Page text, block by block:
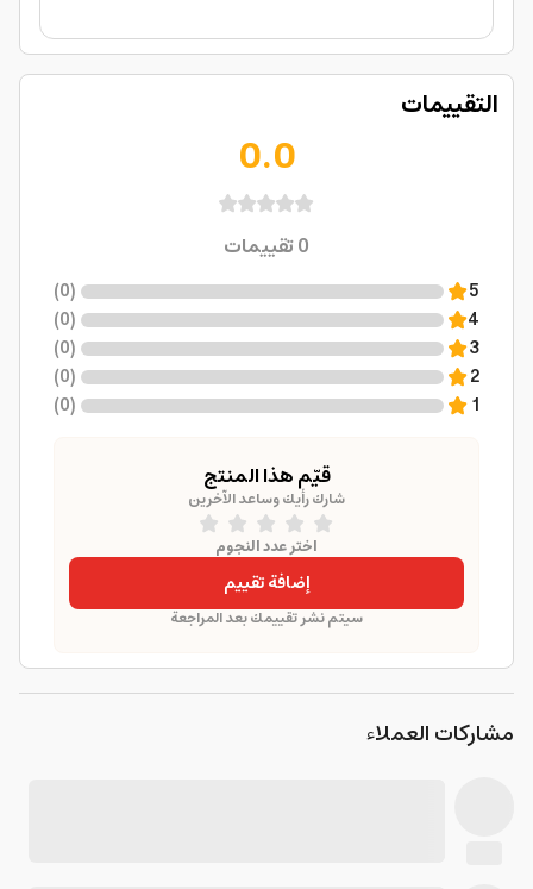
التقييمات
0.0
0تقييمات
5
(
0
)
4
(
0
)
3
(
0
)
2
(
0
)
1
(
0
)
قيّم هذا المنتج
شارك رأيك وساعد الآخرين
اختر عدد النجوم
إضافة تقييم
سيتم نشر تقييمك بعد المراجعة
مشاركات العملاء